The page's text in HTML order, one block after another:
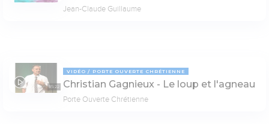
Jean-Claude Guillaume
35:22
VIDÉO PORTE OUVERTE CHRÉTIENNE
Christian Gagnieux - Le loup et l'agneau
Porte Ouverte Chrétienne